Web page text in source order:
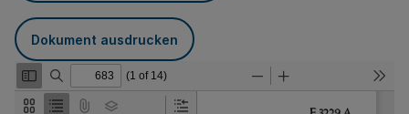
Dokument ausdrucken